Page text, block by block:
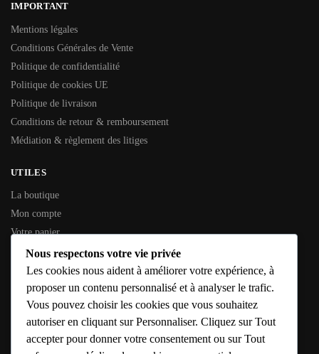
IMPORTANT
Mentions légales
Conditions Générales de Vente
Politique de confidentialité
Politique de cookies UE
Politique de livraison
Conditions de retour & remboursement
Médiation & règlement des litiges
UTILES
La boutique
Mon compte
Votre panier
Contactez-nous
INFORMATIONS GÉNÉRALES
SIREN :353 794 936
SIRET :353 794 936 00016
Adresse :10 Rue de l’Étang, 79190 Caunay
Nous respectons votre vie privée
Les cookies nous aident à améliorer votre expérience, à
proposer un contenu personnalisé et à analyser le trafic.
Vous pouvez choisir les cookies que vous souhaitez
autoriser en cliquant sur Personnaliser. Cliquez sur Tout
accepter pour donner votre consentement ou sur Tout